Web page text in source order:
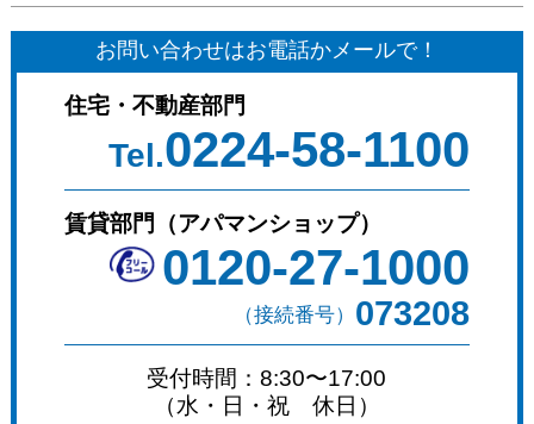
お問い合わせはお電話かメールで！
住宅・不動産部門
Tel.0224-58-1100
賃貸部門（アパマンショップ）
0120-27-1000
（接続番号） 073208
受付時間：8:30〜17:00
（水・日・祝 休日）